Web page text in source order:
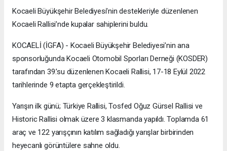
Kocaeli Büyükşehir Belediyesi’nin destekleriyle düzenlenen
Kocaeli Rallisi’nde kupalar sahiplerini buldu.
KOCAELİ (İGFA) - Kocaeli Büyükşehir Belediyesi’nin ana
sponsorluğunda Kocaeli Otomobil Sporları Derneği (KOSDER)
tarafından 39.’su düzenlenen Kocaeli Rallisi, 17-18 Eylül 2022
tarihlerinde 9 etapta gerçekleştirildi.
Yarışın ilk günü; Türkiye Rallisi, Tosfed Oğuz Gürsel Rallisi ve
Historic Rallisi olmak üzere 3 klasmanda yapıldı. Toplamda 61
araç ve 122 yarışçının katılım sağladığı yarışlar birbirinden
heyecanlı görüntülere sahne oldu.